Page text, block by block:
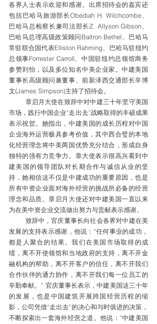
各界人士表示欢迎和感谢。出席招待会的嘉宾还
包括巴哈马旅游部长Obediah H. Wilchcombe、
巴哈马总检察长兼司法部长Z. Allyson Gibson、
巴哈马总理高级政策顾问Baltron Bethel、巴哈马
常驻联合国代表Elliston Rahming、巴哈马驻纽约
总领事Forrester Carroll、中国驻纽约总领馆商务
参赞刘怡，以及多位知名中美企业家。中建美国
董事长高级顾问兼董事、前新泽西交通部长辛博
文(James Simpson)主持了招待会。
章启月大使在致辞中对中建三十年坚守美国
市场，践行中国企业“走出去”战略取得的丰硕成果
表示祝贺。她指出，中建美国的成长历程对中国
企业海外运营极具参考价值，其中西合璧的本地
化经营理念将中美两国优势充分结合，形成自身
独特的强有力竞争力。章大使表示很高兴看到中
建美国的领导团队对长期合作与诚信从业的坚
持，她相信这不仅是中建成功的重要原因，也是
所有中资企业面对海外经营的挑战所必备的经营
理念和品质。章启月大使还对中建美国一直以来
为在美中资企业交流做出努力与贡献表示感谢。
致辞中，官庆董事长向社会各界对中建在美
发展的支持表示感谢，他说：“任何事业的成功，
都是人聚合的结果。我们在美国市场取得的成
绩，离不开使领馆和当地政府的支持，离不开金
融机构的帮助，离不开客户的信任，离不开我们
合作伙伴的通力协作，离不开我们每一位员工的
辛勤奉献。” 官庆董事长表示，中建美国这三十年
的发展，也是中国建筑开展跨国经营历程的缩
影，公司凭借“走出去”的决心和与时俱进的决策，
不断探索出一套海外经营之道。他说：“中建美国